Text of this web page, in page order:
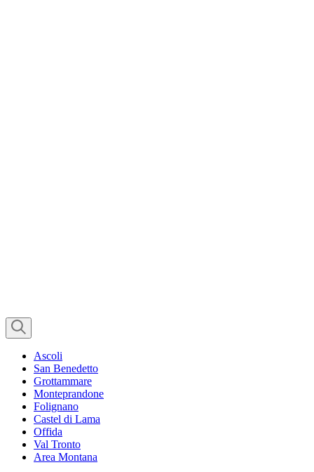
Ascoli
San Benedetto
Grottammare
Monteprandone
Folignano
Castel di Lama
Offida
Val Tronto
Area Montana